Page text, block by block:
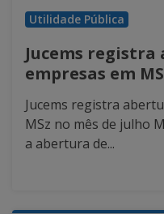
Utilidade Pública
Jucems registra
empresas em
Jucems registra
MSz no mês de julho
a abertura de...